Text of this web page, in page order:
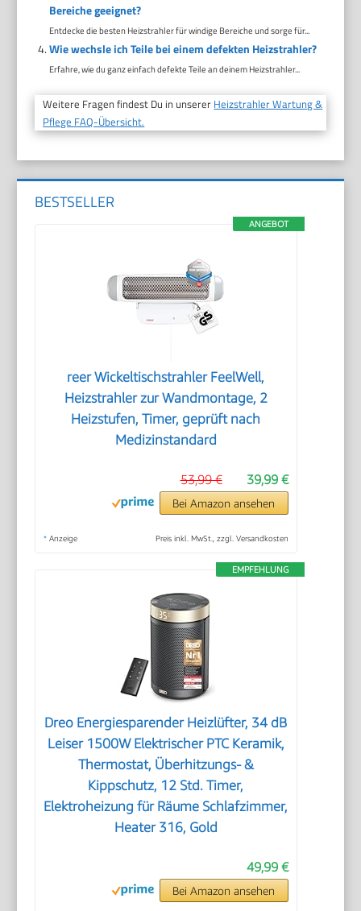
Bereiche geeignet?
Entdecke die besten Heizstrahler für windige Bereiche und sorge für...
Wie wechsle ich Teile bei einem defekten Heizstrahler?
Erfahre, wie du ganz einfach defekte Teile an deinem Heizstrahler...
Weitere Fragen findest Du in unserer Heizstrahler Wartung &
Pflege FAQ-Übersicht.
BESTSELLER
ANGEBOT
reer Wickeltischstrahler FeelWell,
Heizstrahler zur Wandmontage, 2
Heizstufen, Timer, geprüft nach
Medizinstandard
39,99 €
53,99 €
Bei Amazon ansehen
* Anzeige Preis inkl. MwSt., zzgl. Versandkosten
EMPFEHLUNG
Dreo Energiesparender Heizlüfter, 34 dB
Leiser 1500W Elektrischer PTC Keramik,
Thermostat, Überhitzungs- &
Kippschutz, 12 Std. Timer,
Elektroheizung für Räume Schlafzimmer,
Heater 316, Gold
49,99 €
Bei Amazon ansehen